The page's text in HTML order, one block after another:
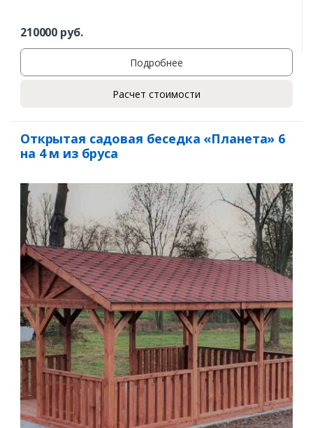
210000 руб.
Подробнее
Расчет стоимости
Открытая садовая беседка «Планета» 6
на 4 м из бруса